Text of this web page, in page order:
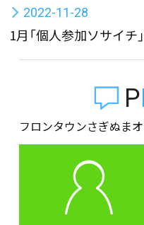
2022-11-28
1月「個人参加ソサイ
フロンタウンさぎぬま